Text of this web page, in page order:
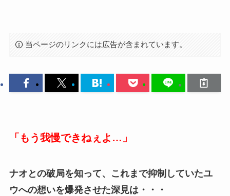
当ページのリンクには広告が含まれています。
「もう我慢できねぇよ…」
ナオとの破局を知って、これまで抑制していたユ
ウへの想いを爆発させた深見は・・・